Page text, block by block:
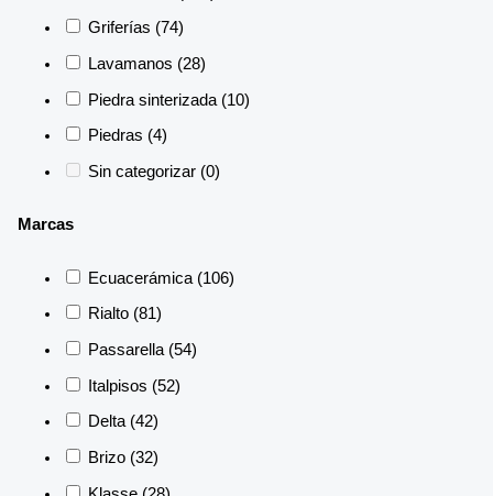
Griferías (74)
Lavamanos (28)
Piedra sinterizada (10)
Piedras (4)
Sin categorizar (0)
Marcas
Ecuacerámica (106)
Rialto (81)
Passarella (54)
Italpisos (52)
Delta (42)
Brizo (32)